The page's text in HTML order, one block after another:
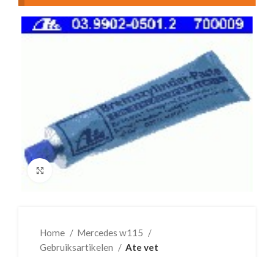
Klik voor vergroting
Home
Mercedes w115
Gebruiksartikelen
Ate vet